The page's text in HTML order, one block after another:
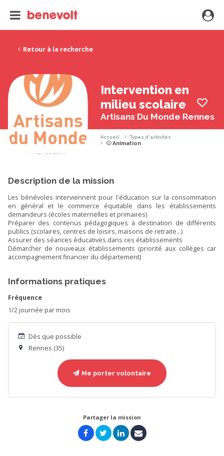
Retour à la recherche
Intervention en
milieu scolaire
Artisans Du Monde Rennes
Accueil Types d'activités
Animation
Description de la mission
Les bénévoles interviennent pour l'éducation sur la consommation
en général et le commerce équitable dans les établissements
demandeurs (écoles maternelles et primaires)
Préparer des contenus pédagogiques à destination de différents
publics (scolaires, centres de loisirs, maisons de retraite…)
Assurer des séances éducatives dans ces établissements
Démarcher de nouveaux établissements (priorité aux collèges car
accompagnement financier du département)
Informations pratiques
Fréquence
1/2 journée par mois
Dès que possible
Rennes (35)
Me porter volontaire
Partager la mission